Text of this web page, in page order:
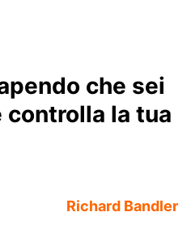
che sei
controlla la tua
Richard Bandler